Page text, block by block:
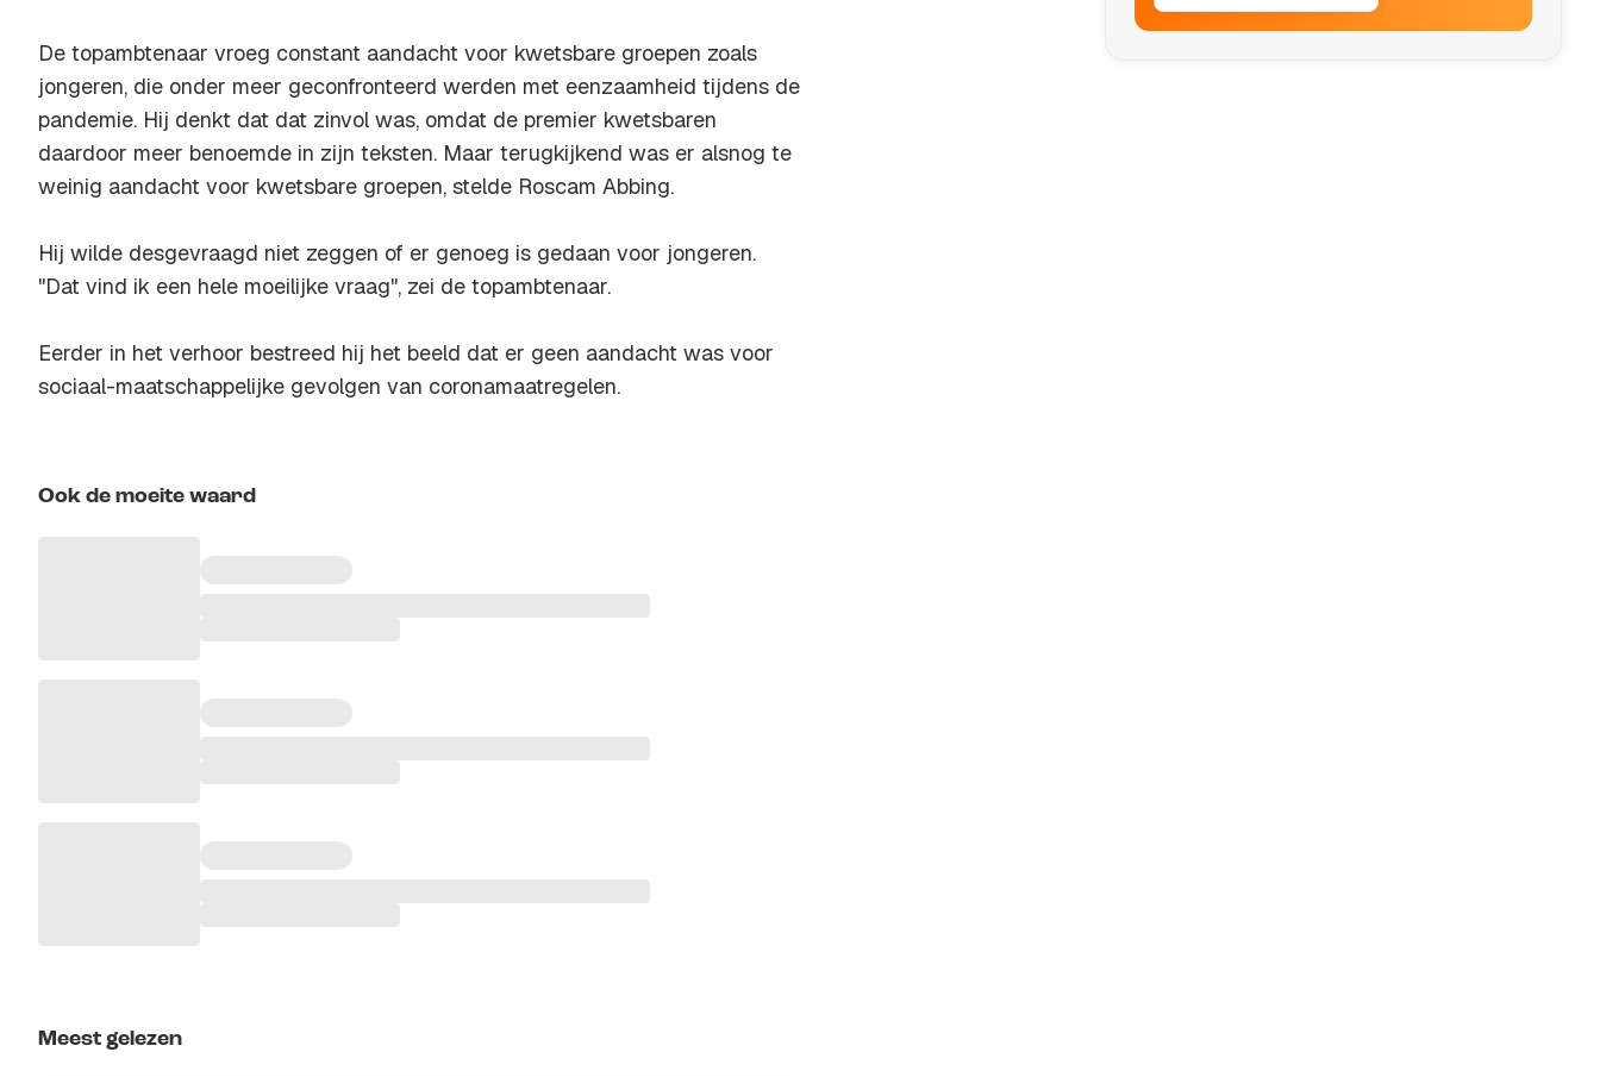
De topambtenaar vroeg constant aandacht voor kwetsbare groepen zoals
jongeren, die onder meer geconfronteerd werden met eenzaamheid tijdens de
pandemie. Hij denkt dat dat zinvol was, omdat de premier kwetsbaren
daardoor meer benoemde in zijn teksten. Maar terugkijkend was er alsnog te
weinig aandacht voor kwetsbare groepen, stelde Roscam Abbing.
Hij wilde desgevraagd niet zeggen of er genoeg is gedaan voor jongeren.
"Dat vind ik een hele moeilijke vraag", zei de topambtenaar.
Eerder in het verhoor bestreed hij het beeld dat er geen aandacht was voor
sociaal-maatschappelijke gevolgen van coronamaatregelen.
Ook de moeite waard
Meest gelezen